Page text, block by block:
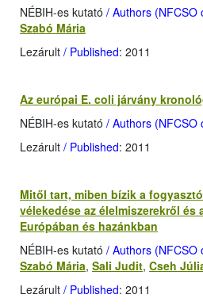
NÉBIH-es kutató / Authors (NFCSO
Szabó Mária
Lezárult / Published: 2011
Az európai E. coli járvány
NÉBIH-es kutató / Authors (NFCSO
Lezárult / Published: 2011
Mitől tart, miben bízik a
vélekedése az élelmiszerekről és
Európában és hazánkban
NÉBIH-es kutató / Authors (NFCSO
Szabó Mária, Sali Judit, Cseh
Lezárult / Published: 2011